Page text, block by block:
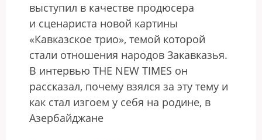
выступил в качестве продюсера
и сценариста новой картины
«Кавказское трио», темой которой
стали отношения народов Закавказья.
В интервью THE NEW TIMES он
рассказал, почему взялся за эту тему и
как стал изгоем у себя на родине, в
Азербайджане